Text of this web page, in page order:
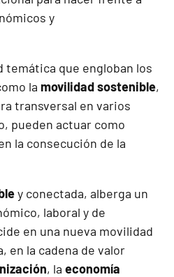
y
temática que engloban los
la movilidad sostenible,
transversal en varios
pueden actuar como
la consecución de la
y conectada, alberga un
laboral y de
en una nueva movilidad
en la cadena de valor
, la economía